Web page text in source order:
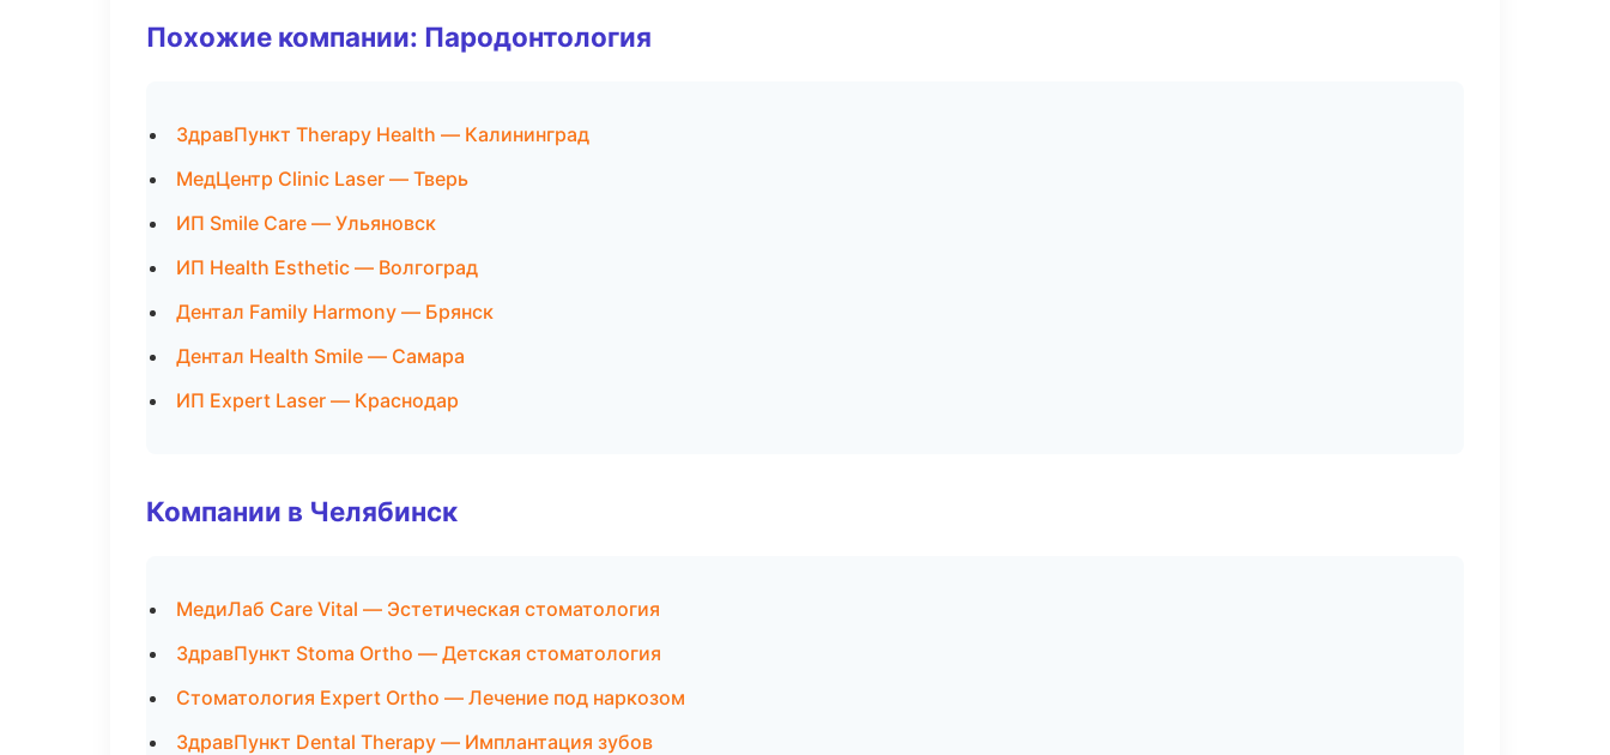
Похожие компании: Пародонтология
ЗдравПункт Therapy Health — Калининград
МедЦентр Clinic Laser — Тверь
ИП Smile Care — Ульяновск
ИП Health Esthetic — Волгоград
Дентал Family Harmony — Брянск
Дентал Health Smile — Самара
ИП Expert Laser — Краснодар
Компании в Челябинск
МедиЛаб Care Vital — Эстетическая стоматология
ЗдравПункт Stoma Ortho — Детская стоматология
Стоматология Expert Ortho — Лечение под наркозом
ЗдравПункт Dental Therapy — Имплантация зубов